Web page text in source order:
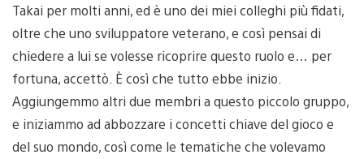
Takai per molti anni, ed è uno dei miei colleghi più fidati,
oltre che uno sviluppatore veterano, e così pensai di
chiedere a lui se volesse ricoprire questo ruolo e… per
fortuna, accettò. È così che tutto ebbe inizio.
Aggiungemmo altri due membri a questo piccolo gruppo,
e iniziammo ad abbozzare i concetti chiave del gioco e
del suo mondo, così come le tematiche che volevamo